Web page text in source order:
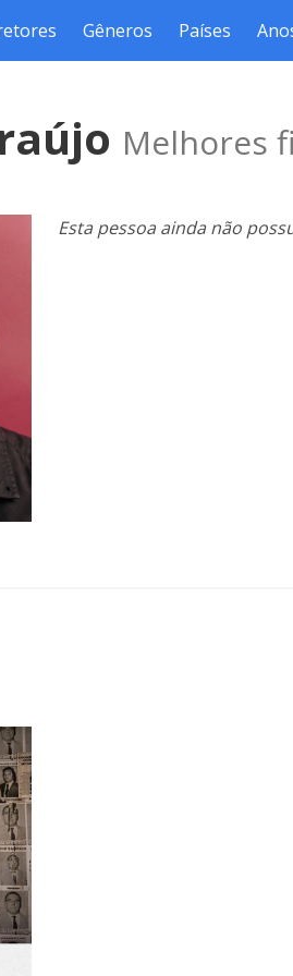
Gêneros Países
Melhores
Esta pessoa ainda não